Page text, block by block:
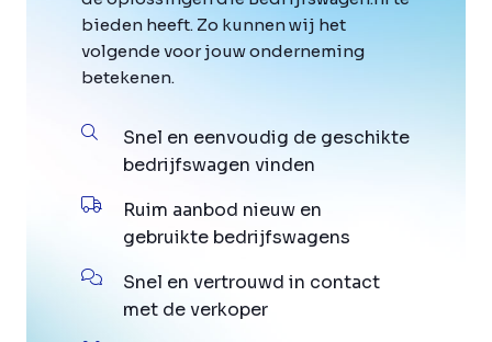
bieden heeft. Zo kunnen wij het
volgende voor jouw onderneming
betekenen.
Snel en eenvoudig de geschikte
bedrijfswagen vinden
Ruim aanbod nieuw en
gebruikte bedrijfswagens
Snel en vertrouwd in contact
met de verkoper